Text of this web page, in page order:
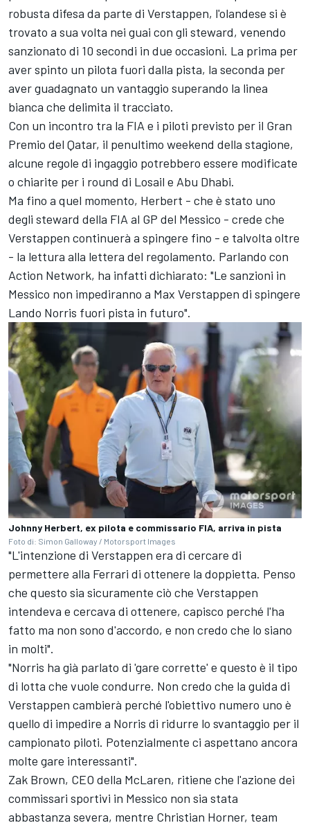
robusta difesa da parte di Verstappen, l'olandese si è
trovato a sua volta nei guai con gli steward, venendo
sanzionato di 10 secondi in due occasioni. La prima per
aver spinto un pilota fuori dalla pista, la seconda per
aver guadagnato un vantaggio superando la linea
bianca che delimita il tracciato.
Con un incontro tra la FIA e i piloti previsto per il Gran
Premio del Qatar, il penultimo weekend della stagione,
alcune regole di ingaggio potrebbero essere modificate
o chiarite per i round di Losail e Abu Dhabi.
Ma fino a quel momento, Herbert - che è stato uno
degli steward della FIA al GP del Messico - crede che
Verstappen continuerà a spingere fino - e talvolta oltre
- la lettura alla lettera del regolamento. Parlando con
Action Network, ha infatti dichiarato: "Le sanzioni in
Messico non impediranno a Max Verstappen di spingere
Lando Norris fuori pista in futuro".
Johnny Herbert, ex pilota e commissario FIA, arriva in pista
Foto di: Simon Galloway / Motorsport Images
"L'intenzione di Verstappen era di cercare di
permettere alla Ferrari di ottenere la doppietta. Penso
che questo sia sicuramente ciò che Verstappen
intendeva e cercava di ottenere, capisco perché l'ha
fatto ma non sono d'accordo, e non credo che lo siano
in molti".
"Norris ha già parlato di 'gare corrette' e questo è il tipo
di lotta che vuole condurre. Non credo che la guida di
Verstappen cambierà perché l'obiettivo numero uno è
quello di impedire a Norris di ridurre lo svantaggio per il
campionato piloti. Potenzialmente ci aspettano ancora
molte gare interessanti".
Zak Brown, CEO della McLaren, ritiene che l'azione dei
commissari sportivi in Messico non sia stata
abbastanza severa, mentre Christian Horner, team